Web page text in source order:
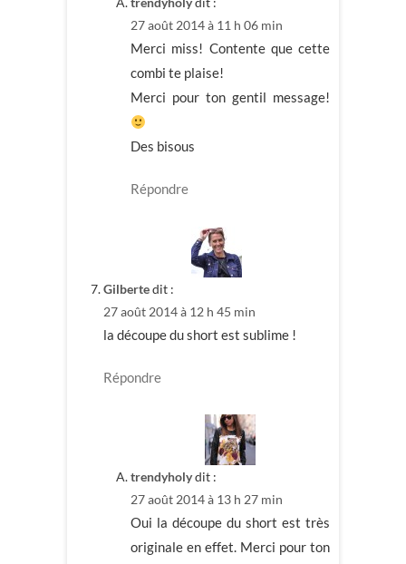
27 août 2014 à 11 h 06 min
Merci miss! Contente que cette
combi te plaise!
Merci pour ton gentil message!
Des bisous
Répondre
Gilbertedit :
27 août 2014 à 12 h 45 min
la découpe du short est sublime !
Répondre
trendyholydit :
27 août 2014 à 13 h 27 min
Oui la découpe du short est très
originale en effet. Merci pour ton